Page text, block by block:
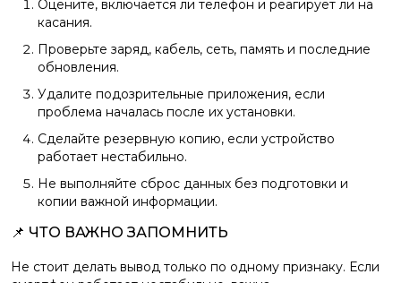
Оцените, включается ли телефон и реагирует ли на
касания.
Проверьте заряд, кабель, сеть, память и последние
обновления.
Удалите подозрительные приложения, если
проблема началась после их установки.
Сделайте резервную копию, если устройство
работает нестабильно.
Не выполняйте сброс данных без подготовки и
копии важной информации.
📌 ЧТО ВАЖНО ЗАПОМНИТЬ
Не стоит делать вывод только по одному признаку. Если